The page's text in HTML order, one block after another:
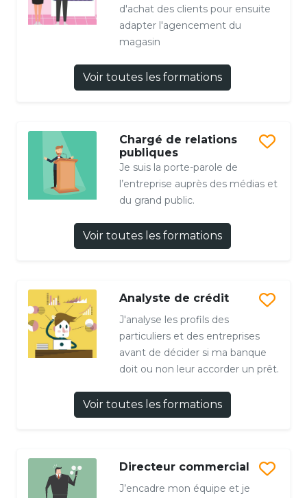
d'achat des clients pour ensuite
adapter l'agencement du
magasin
Voir toutes les formations
Chargé de relations
publiques
Je suis la porte-parole de
l’entreprise auprès des médias et
du grand public.
Voir toutes les formations
Analyste de crédit
J'analyse les profils des
particuliers et des entreprises
avant de décider si ma banque
doit ou non leur accorder un prêt.
Voir toutes les formations
Directeur commercial
J’encadre mon équipe et je